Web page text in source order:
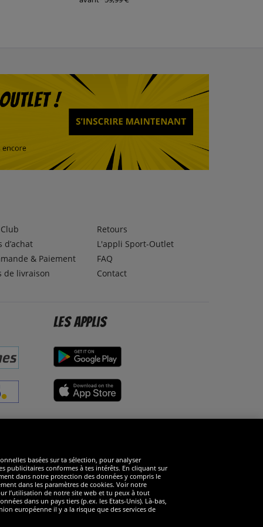
d’achat
& Paiement
de livraison
Retours
L'appli Sport-Outlet
FAQ
Contact
Les applis
basées sur ta sélection, pour analyser
publicitaires conformes à tes intérêts. En cliquant sur
dans notre protection des données y compris le
dans les paramètres de cookies. Voir notre
l’utilisation de notre site web et tu peux à tout
dans un pays tiers (p.ex. les Etats-Unis). Là-bas,
européenne il y a la risque que des services de